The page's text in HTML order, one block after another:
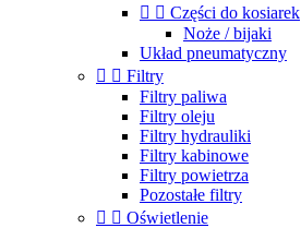
  Części do kosiarek
Noże / bijaki
Układ pneumatyczny
  Filtry
Filtry paliwa
Filtry oleju
Filtry hydrauliki
Filtry kabinowe
Filtry powietrza
Pozostałe filtry
  Oświetlenie